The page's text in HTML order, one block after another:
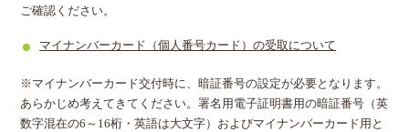
ご確認ください。
マイナンバーカード（個人番号カード）の受取について
※マイナンバーカード交付時に、暗証番号の設定が必要となります。
あらかじめ考えてきてください。署名用電子証明書用の暗証番号（英
数字混在の6～16桁・英語は大文字）およびマイナンバーカード用と